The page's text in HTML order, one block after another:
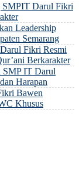
SMPIT Darul Fikri
Leadership
Semarang
Fikri Resmi
Berkarakter
SMP IT Darul
Harapan
Bawen
Khusus